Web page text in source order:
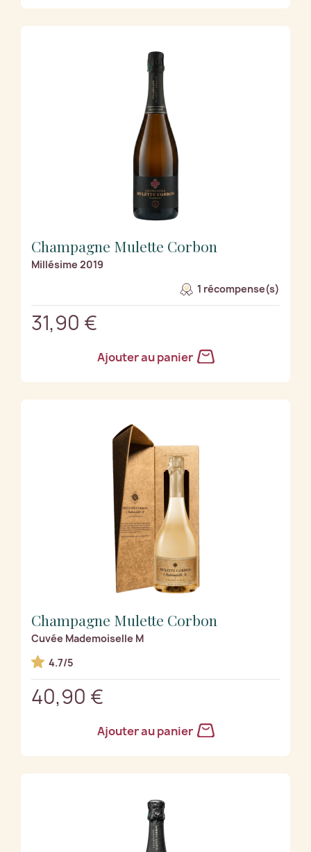
Champagne Mulette Corbon
Millésime 2019
1 récompense(s)
31,90 €
Ajouter au panier
Champagne Mulette Corbon
Cuvée Mademoiselle M
4.7/5
40,90 €
Ajouter au panier